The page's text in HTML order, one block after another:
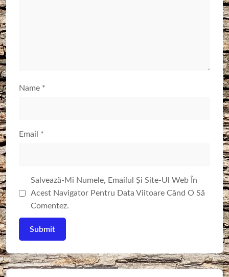
Name *
Email *
Salvează-Mi Numele, Emailul Și Site-Ul Web În
Acest Navigator Pentru Data Viitoare Când O Să
Comentez.